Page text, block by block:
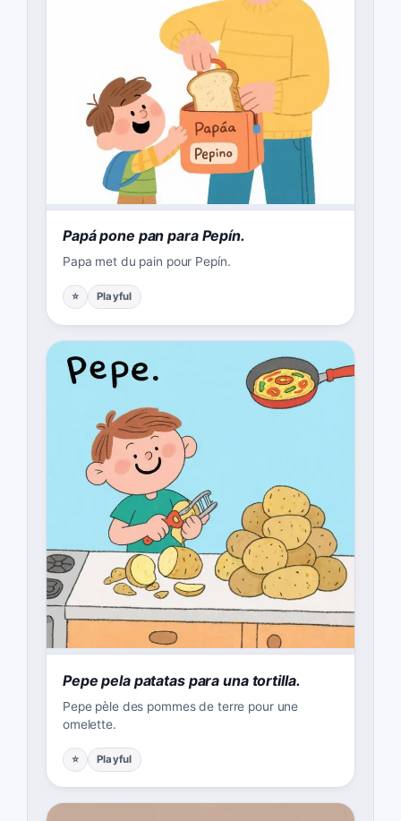
Papá pone pan para Pepín.
Papa met du pain pour Pepín.
⭐ Playful
Pepe pela patatas para una tortilla.
Pepe pèle des pommes de terre pour une
omelette.
⭐ Playful